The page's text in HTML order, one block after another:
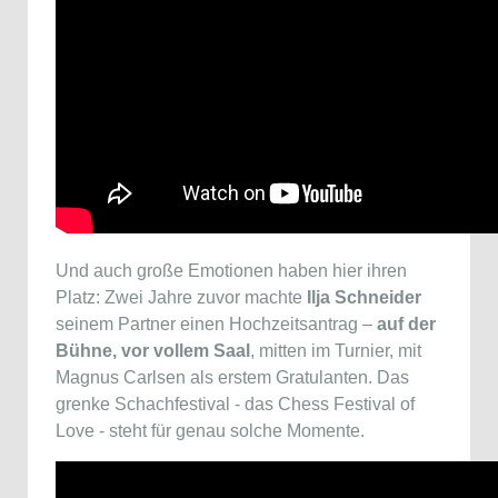
Und auch große Emotionen haben hier ihren
Platz: Zwei Jahre zuvor machte
Ilja Schneider
seinem Partner einen Hochzeitsantrag – auf der
Bühne, vor vollem Saal , mitten im Turnier, mit
Magnus Carlsen als erstem Gratulanten. Das
grenke Schachfestival - das Chess Festival of
Love - steht für genau solche Momente.